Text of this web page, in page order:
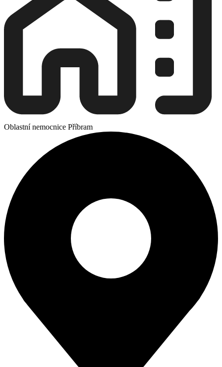
Oblastní nemocnice Příbram